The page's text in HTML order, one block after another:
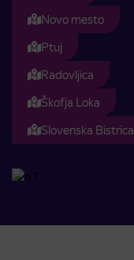
Novo mesto
Ptuj
Radovljica
Škofja Loka
Slovenska Bistrica